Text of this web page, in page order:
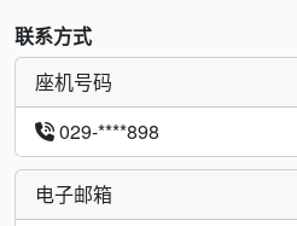
联系方式
座机号码
029-****898
电子邮箱